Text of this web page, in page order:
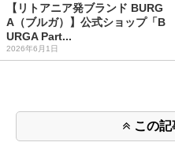
【リトアニア発ブランド BURG
A（ブルガ）】公式ショップ「B
URGA Part...
2026年6月1日
この